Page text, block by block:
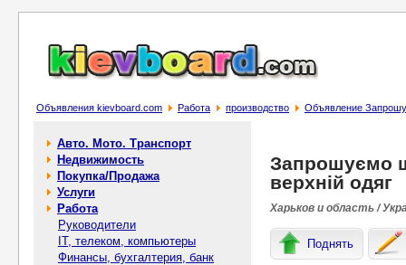
Объявления kievboard.com Работа производство Объявление
Авто. Мото. Транспорт
Недвижимость
Покупка/Продажа
Услуги
Работа
Руководители
IT, телеком, компьютеры
Финансы, бухгалтерия, банк
Запрошуємо
верхній одяг
Харьков и область /
Поднять